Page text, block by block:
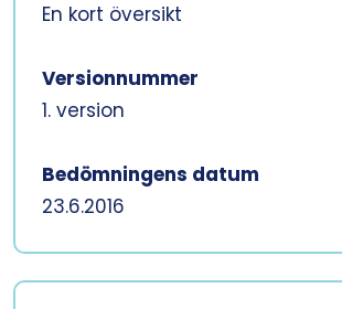
En kort översikt
Versionnummer
1. version
Bedömningens datum
23.6.2016